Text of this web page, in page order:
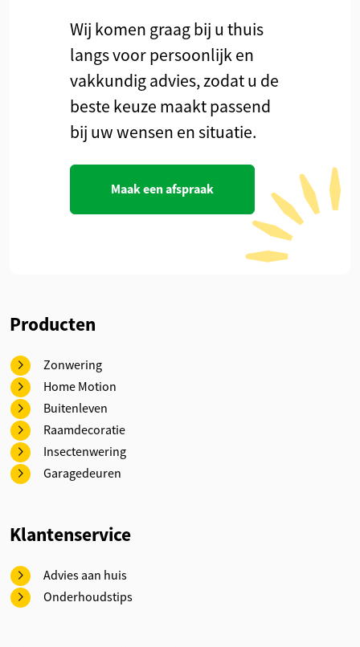
Wij komen graag bij u thuis
langs voor persoonlijk en
vakkundig advies, zodat u de
beste keuze maakt passend
bij uw wensen en situatie.
Maak een afspraak
Producten
Zonwering
Home Motion
Buitenleven
Raamdecoratie
Insectenwering
Garagedeuren
Klantenservice
Advies aan huis
Onderhoudstips